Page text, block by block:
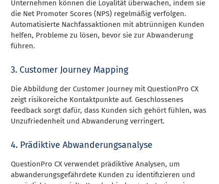
Unternehmen können die Loyalität überwachen, indem sie
die Net Promoter Scores (NPS) regelmäßig verfolgen.
Automatisierte Nachfassaktionen mit abtrünnigen Kunden
helfen, Probleme zu lösen, bevor sie zur Abwanderung
führen.
3. Customer Journey Mapping
Die Abbildung der Customer Journey mit QuestionPro CX
zeigt risikoreiche Kontaktpunkte auf. Geschlossenes
Feedback sorgt dafür, dass Kunden sich gehört fühlen, was
Unzufriedenheit und Abwanderung verringert.
4. Prädiktive Abwanderungsanalyse
QuestionPro CX verwendet prädiktive Analysen, um
abwanderungsgefährdete Kunden zu identifizieren und